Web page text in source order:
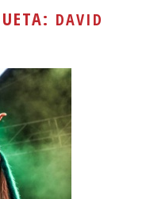
DAVID